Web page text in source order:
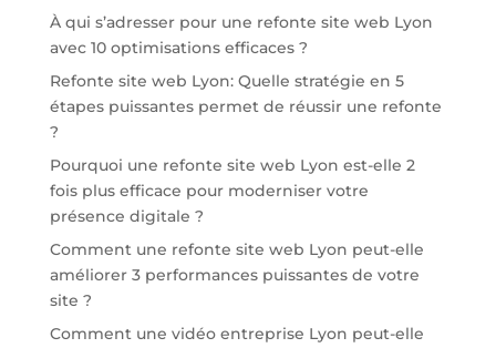
À qui s’adresser pour une refonte site web Lyon
avec 10 optimisations efficaces ?
Refonte site web Lyon: Quelle stratégie en 5
étapes puissantes permet de réussir une refonte
?
Pourquoi une refonte site web Lyon est-elle 2
fois plus efficace pour moderniser votre
présence digitale ?
Comment une refonte site web Lyon peut-elle
améliorer 3 performances puissantes de votre
site ?
Comment une vidéo entreprise Lyon peut-elle